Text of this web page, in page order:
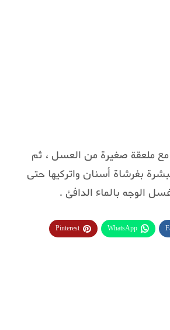
ملعقة صغيرة من العسل ، ثم
بفرشاة أسنان واتركيها حتى
الوجه بالماء الدافئ .
WhatsApp
Pinterest